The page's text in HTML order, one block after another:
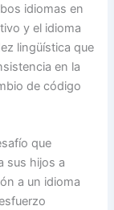
idiomas en
y el idioma
lingüística que
en la
de código
que
sus hijos a
a un idioma